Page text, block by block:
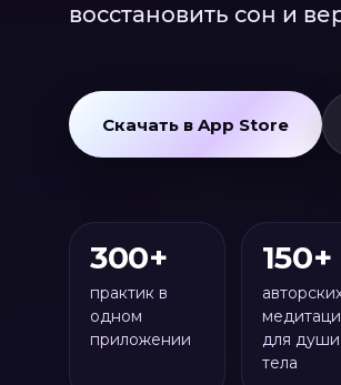
восстановить сон и
Скачать в App Store
300+
практик в
одном
приложении
150+
для
тела